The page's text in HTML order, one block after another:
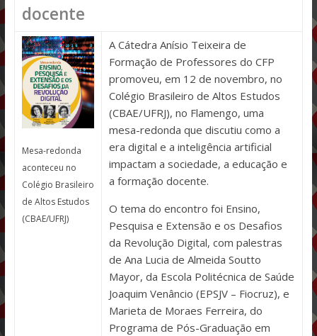
docente
Mesa-redonda
aconteceu no
Colégio Brasileiro
de Altos Estudos
(CBAE/UFRJ)
A Cátedra Anísio Teixeira de
Formação de Professores do CFP
promoveu, em 12 de novembro, no
Colégio Brasileiro de Altos Estudos
(CBAE/UFRJ), no Flamengo, uma
mesa-redonda que discutiu como a
era digital e a inteligência artificial
impactam a sociedade, a educação e
a formação docente.
O tema do encontro foi Ensino,
Pesquisa e Extensão e os Desafios
da Revolução Digital, com palestras
de Ana Lucia de Almeida Soutto
Mayor, da Escola Politécnica de Saúde
Joaquim Venâncio (EPSJV – Fiocruz), e
Marieta de Moraes Ferreira, do
Programa de Pós-Graduação em